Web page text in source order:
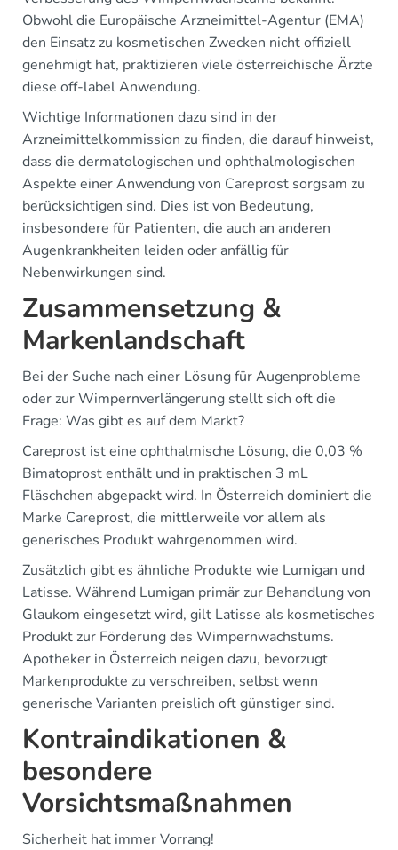
Obwohl die Europäische Arzneimittel-Agentur (EMA)
den Einsatz zu kosmetischen Zwecken nicht offiziell
genehmigt hat, praktizieren viele österreichische Ärzte
diese off-label Anwendung.
Wichtige Informationen dazu sind in der
Arzneimittelkommission zu finden, die darauf hinweist,
dass die dermatologischen und ophthalmologischen
Aspekte einer Anwendung von Careprost sorgsam zu
berücksichtigen sind. Dies ist von Bedeutung,
insbesondere für Patienten, die auch an anderen
Augenkrankheiten leiden oder anfällig für
Nebenwirkungen sind.
Zusammensetzung &
Markenlandschaft
Bei der Suche nach einer Lösung für Augenprobleme
oder zur Wimpernverlängerung stellt sich oft die
Frage: Was gibt es auf dem Markt?
Careprost ist eine ophthalmische Lösung, die 0,03 %
Bimatoprost enthält und in praktischen 3 mL
Fläschchen abgepackt wird. In Österreich dominiert die
Marke Careprost, die mittlerweile vor allem als
generisches Produkt wahrgenommen wird.
Zusätzlich gibt es ähnliche Produkte wie Lumigan und
Latisse. Während Lumigan primär zur Behandlung von
Glaukom eingesetzt wird, gilt Latisse als kosmetisches
Produkt zur Förderung des Wimpernwachstums.
Apotheker in Österreich neigen dazu, bevorzugt
Markenprodukte zu verschreiben, selbst wenn
generische Varianten preislich oft günstiger sind.
Kontraindikationen &
besondere
Vorsichtsmaßnahmen
Sicherheit hat immer Vorrang!